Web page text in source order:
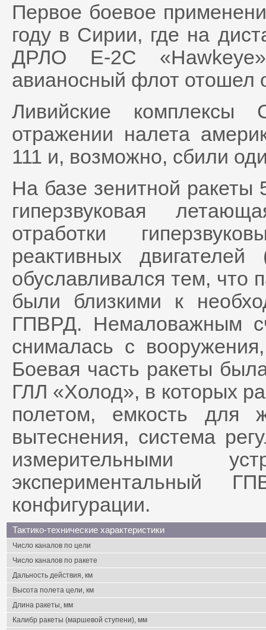
Первое боевое
году в Сирии, где на
ДРЛО E-2C
авианосный флот отошел
Ливийские
отражении налета
111 и, возможно, сбили
На базе зенитной
гиперзвуковая
отработки
реактивных
обуславливался тем, что
были близкими к
ГПВРД. Немаловажным
снималась с
Боевая часть ракеты
ГЛЛ «Холод», в которых
полетом, емкость для
вытеснения, система
измерительными
экспериментальный
конфигурации.
Тактико-технические характеристики
Число каналов по цели
Число каналов по ракете
Дальность действия, км
Высота полета цели, км
Длина ракеты, мм
Калибр ракеты (маршевой ступени), мм